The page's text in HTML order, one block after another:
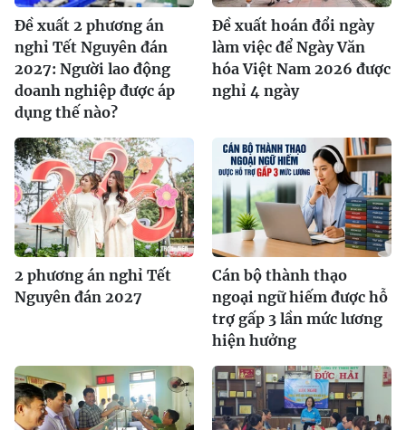
Đề xuất 2 phương án
nghỉ Tết Nguyên đán
2027: Người lao động
doanh nghiệp được áp
dụng thế nào?
Đề xuất hoán đổi ngày
làm việc để Ngày Văn
hóa Việt Nam 2026 được
nghỉ 4 ngày
2 phương án nghỉ Tết
Nguyên đán 2027
Cán bộ thành thạo
ngoại ngữ hiếm được hỗ
trợ gấp 3 lần mức lương
hiện hưởng